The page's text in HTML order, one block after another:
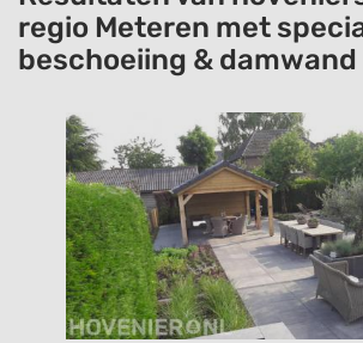
regio Meteren met
beschoeiing & damwand